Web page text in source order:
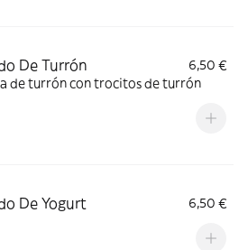
De Turrón
6,50 €
de turrón con trocitos de turrón
De Yogurt 6,50 €